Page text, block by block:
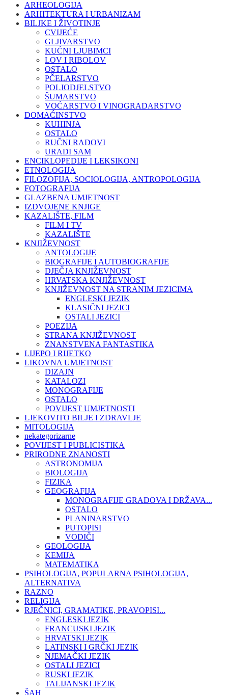
ARHEOLOGIJA
ARHITEKTURA I URBANIZAM
BILJKE I ŽIVOTINJE
CVIJEĆE
GLJIVARSTVO
KUĆNI LJUBIMCI
LOV I RIBOLOV
OSTALO
PČELARSTVO
POLJODJELSTVO
ŠUMARSTVO
VOĆARSTVO I VINOGRADARSTVO
DOMAĆINSTVO
KUHINJA
OSTALO
RUČNI RADOVI
URADI SAM
ENCIKLOPEDIJE I LEKSIKONI
ETNOLOGIJA
FILOZOFIJA, SOCIOLOGIJA, ANTROPOLOGIJA
FOTOGRAFIJA
GLAZBENA UMJETNOST
IZDVOJENE KNJIGE
KAZALIŠTE, FILM
FILM I TV
KAZALIŠTE
KNJIŽEVNOST
ANTOLOGIJE
BIOGRAFIJE I AUTOBIOGRAFIJE
DJEČJA KNJIŽEVNOST
HRVATSKA KNJIŽEVNOST
KNJIŽEVNOST NA STRANIM JEZICIMA
ENGLESKI JEZIK
KLASIČNI JEZICI
OSTALI JEZICI
POEZIJA
STRANA KNJIŽEVNOST
ZNANSTVENA FANTASTIKA
LIJEPO I RIJETKO
LIKOVNA UMJETNOST
DIZAJN
KATALOZI
MONOGRAFIJE
OSTALO
POVIJEST UMJETNOSTI
LJEKOVITO BILJE I ZDRAVLJE
MITOLOGIJA
nekategorizarne
POVIJEST I PUBLICISTIKA
PRIRODNE ZNANOSTI
ASTRONOMIJA
BIOLOGIJA
FIZIKA
GEOGRAFIJA
MONOGRAFIJE GRADOVA I DRŽAVA...
OSTALO
PLANINARSTVO
PUTOPISI
VODIČI
GEOLOGIJA
KEMIJA
MATEMATIKA
PSIHOLOGIJA, POPULARNA PSIHOLOGIJA,
ALTERNATIVA
RAZNO
RELIGIJA
RJEČNICI, GRAMATIKE, PRAVOPISI...
ENGLESKI JEZIK
FRANCUSKI JEZIK
HRVATSKI JEZIK
LATINSKI I GRČKI JEZIK
NJEMAČKI JEZIK
OSTALI JEZICI
RUSKI JEZIK
TALIJANSKI JEZIK
ŠAH